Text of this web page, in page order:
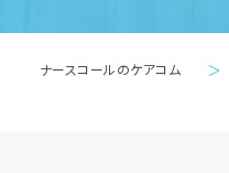
ナースコールのケアコム ＞